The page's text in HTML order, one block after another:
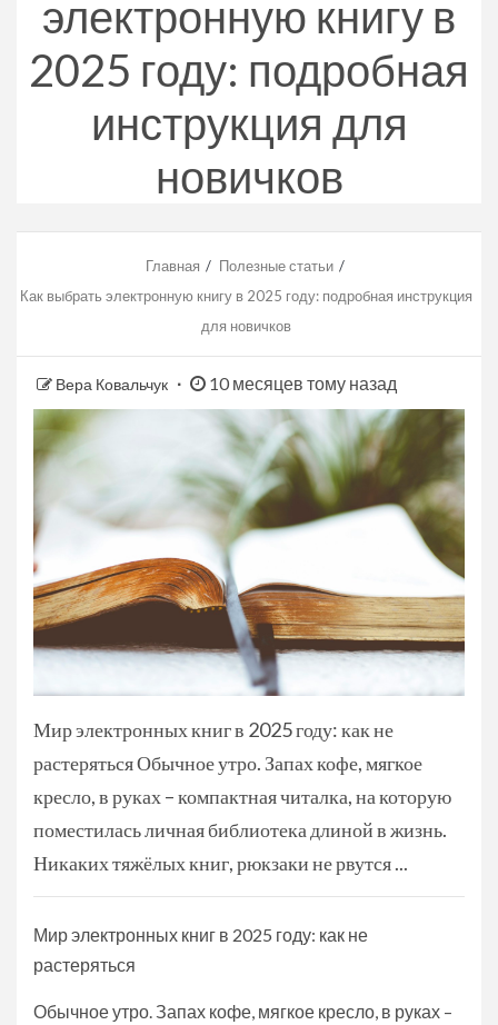
электронную книгу в
2025 году: подробная
инструкция для
новичков
Главная
Полезные статьи
Как выбрать электронную книгу в 2025 году: подробная инструкция
для новичков
Вера Ковальчук 10 месяцев тому назад
Мир электронных книг в 2025 году: как не
растеряться Обычное утро. Запах кофе, мягкое
кресло, в руках – компактная читалка, на которую
поместилась личная библиотека длиной в жизнь.
Никаких тяжёлых книг, рюкзаки не рвутся ...
Мир электронных книг в 2025 году: как не
растеряться
Обычное утро. Запах кофе, мягкое кресло, в руках –